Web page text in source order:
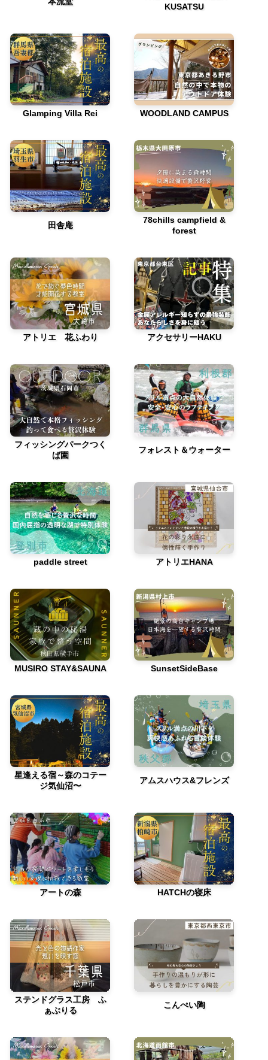
KUSATSU
Glamping Villa Rei WOODLAND CAMPUS
田舎庵
78chills campfield &
forest
アトリエ 花ふわり アクセサリーHAKU
フィッシングパークつく
ば園
フォレスト＆ウォーター
paddle street アトリエHANA
MUSIRO STAY&SAUNA SunsetSideBase
星逢える宿～森のコテー
ジ気仙沼〜
アムスハウス&フレンズ
アートの森 HATCHの寝床
ステンドグラス工房 ふ
ぁぶりる
こんぺい陶